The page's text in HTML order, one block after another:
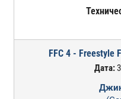
FFC 4 - Freestyle
Дата: